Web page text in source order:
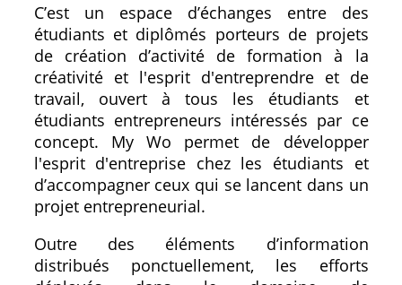
C’est un espace d’échanges entre des
étudiants et diplômés porteurs de projets
de création d’activité de formation à la
créativité et l'esprit d'entreprendre et de
travail, ouvert à tous les étudiants et
étudiants entrepreneurs intéressés par ce
concept. My Wo permet de développer
l'esprit d'entreprise chez les étudiants et
d’accompagner ceux qui se lancent dans un
projet entrepreneurial.
Outre des éléments d’information
distribués ponctuellement, les efforts